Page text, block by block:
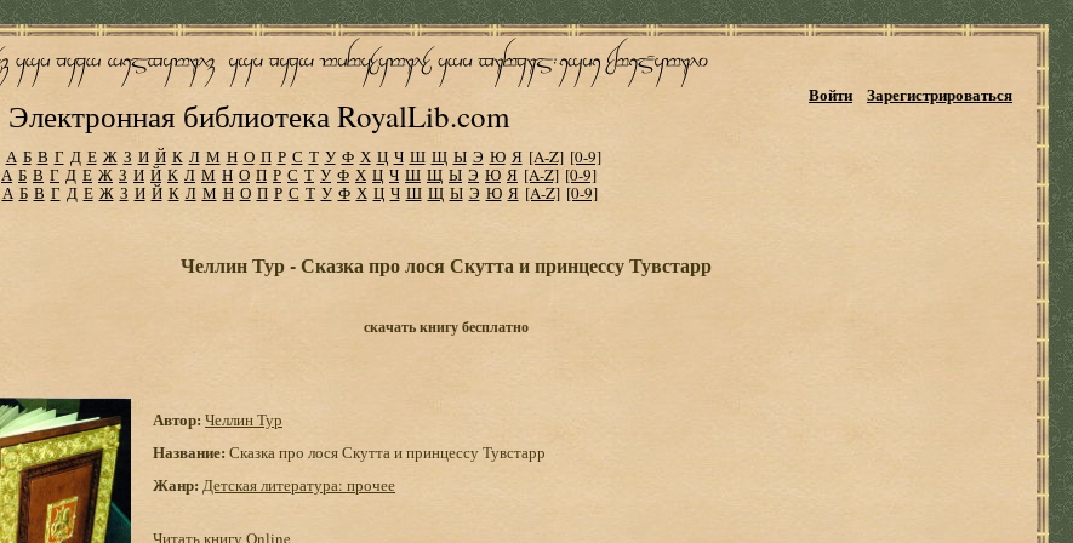
Электронная библиотека RoyalLib.com
Войти Зарегистрироваться
А Б В Г Д Е Ж З И Й К Л М Н О П Р С Т У Ф Х Ц Ч Ш Щ Ы Э Ю Я [A-Z] [0-9]
А Б В Г Д Е Ж З И Й К Л М Н О П Р С Т У Ф Х Ц Ч Ш Щ Ы Э Ю Я [A-Z] [0-9]
А Б В Г Д Е Ж З И Й К Л М Н О П Р С Т У Ф Х Ц Ч Ш Щ Ы Э Ю Я [A-Z] [0-9]
Челлин Тур - Сказка про лося Скутта и принцессу Тувстарр
скачать книгу бесплатно
Автор: Челлин Тур
Название: Сказка про лося Скутта и принцессу Тувстарр
Жанр: Детская литература: прочее
Читать книгу Online